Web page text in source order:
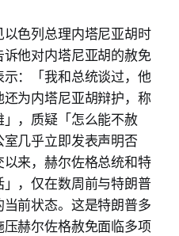
色列总理内塔尼亚胡时
他对内塔尼亚胡的赦免
示：「我和总统谈过，他
为内塔尼亚胡辩护，称
，质疑「怎么能不赦
几乎立即发表声明否
来，赫尔佐格总统和特
，仅在数周前与特朗普
前状态。这是特朗普多
赫尔佐格赦免面临多项